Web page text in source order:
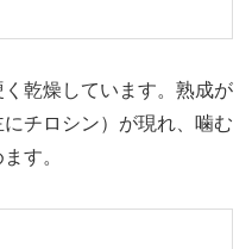
乾燥しています。熟成が
チロシン）が現れ、噛む
す。